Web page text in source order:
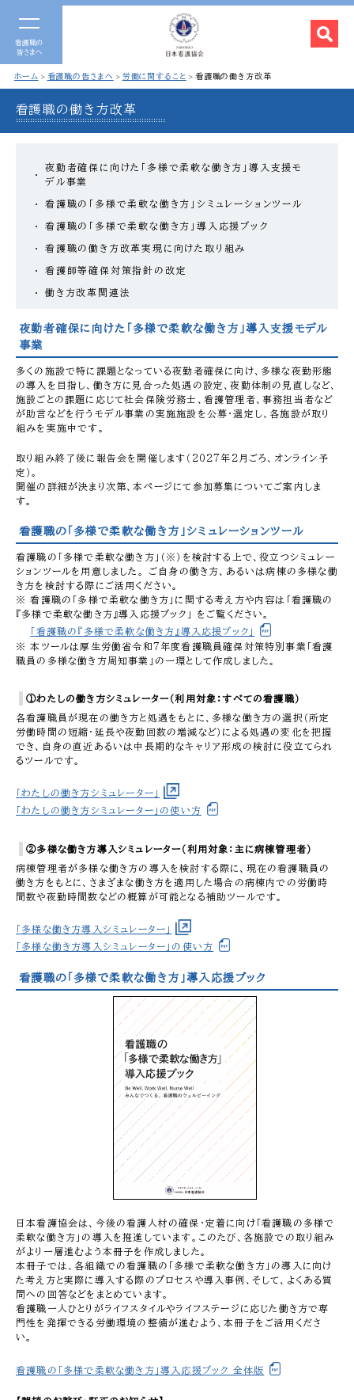
看護職の
皆さまへ
ホーム 看護職の皆さまへ 労働に関すること 看護職の働き方改革
看護職の働き方改革
夜勤者確保に向けた「多様で柔軟な働き方」導入支援モ
デル事業
看護職の「多様で柔軟な働き方」シミュレーションツール
看護職の「多様で柔軟な働き方」導入応援ブック
看護職の働き方改革実現に向けた取り組み
看護師等確保対策指針の改定
働き方改革関連法
夜勤者確保に向けた「多様で柔軟な働き方」導入支援モデル
事業
多くの施設で特に課題となっている夜勤者確保に向け、多様な夜勤形態
の導入を目指し、働き方に見合った処遇の設定、夜勤体制の見直しなど、
施設ごとの課題に応じて社会保険労務士、看護管理者、事務担当者など
が助言などを行うモデル事業の実施施設を公募・選定し、各施設が取り
組みを実施中です。
取り組み終了後に報告会を開催します（2027年2月ごろ、オンライン予
定）。
開催の詳細が決まり次第、本ページにて参加募集についてご案内しま
す。
看護職の「多様で柔軟な働き方」シミュレーションツール
看護職の「多様で柔軟な働き方」（※）を検討する上で、役立つシミュレー
ションツールを用意しました。 ご自身の働き方、あるいは病棟の多様な働
き方を検討する際にご活用ください。
※ 看護職の「多様で柔軟な働き方」に関する考え方や内容は「看護職の
『多様で柔軟な働き方』導入応援ブック」 をご覧ください。
「看護職の『多様で柔軟な働き方』導入応援ブック」
※ 本ツールは厚生労働省令和7年度看護職員確保対策特別事業「看護
職員の多様な働き方周知事業」の一環として作成しました。
①わたしの働き方シミュレーター（利用対象：すべての看護職）
各看護職員が現在の働き方と処遇をもとに、多様な働き方の選択（所定
労働時間の短縮・延長や夜勤回数の増減など）による処遇の変化を把握
でき、自身の直近あるいは中長期的なキャリア形成の検討に役立てられ
るツールです。
「わたしの働き方シミュレーター」
「わたしの働き方シミュレーター」の使い方
②多様な働き方導入シミュレーター（利用対象：主に病棟管理者）
病棟管理者が多様な働き方の導入を検討する際に、現在の看護職員の
働き方をもとに、さまざまな働き方を適用した場合の病棟内での労働時
間数や夜勤時間数などの概算が可能となる補助ツールです。
「多様な働き方導入シミュレーター」
「多様な働き方導入シミュレーター」の使い方
看護職の「多様で柔軟な働き方」導入応援ブック
日本看護協会は、今後の看護人材の確保・定着に向け「看護職の多様で
柔軟な働き方」の導入を推進しています。このたび、各施設での取り組み
がより一層進むよう本冊子を作成しました。
本冊子では、各組織での看護職の「多様で柔軟な働き方」の導入に向け
た考え方と実際に導入する際のプロセスや導入事例、そして、よくある質
問への回答などをまとめています。
看護職一人ひとりがライフスタイルやライフステージに応じた働き方で専
門性を発揮できる労働環境の整備が進むよう、本冊子をご活用くださ
い。
看護職の「多様で柔軟な働き方」導入応援ブック 全体版